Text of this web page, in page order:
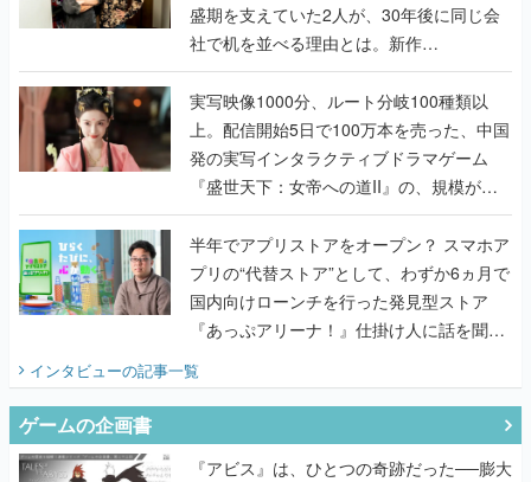
盛期を支えていた2人が、30年後に同じ会
社で机を並べる理由とは。新作
『TATSUJIN EXTREME』で初タッグを組
んだレジェンド2人に訊く開発秘話
実写映像1000分、ルート分岐100種類以
上。配信開始5日で100万本を売った、中国
発の実写インタラクティブドラマゲーム
『盛世天下：女帝への道II』の、規模が違
うこだわりをプロデューサーに聞いた
半年でアプリストアをオープン？ スマホア
プリの“代替ストア”として、わずか6ヵ月で
国内向けローンチを行った発見型ストア
『あっぷアリーナ！』仕掛け人に話を聞い
インタビューの記事一覧
ゲームの企画書
『アビス』は、ひとつの奇跡だった──膨大